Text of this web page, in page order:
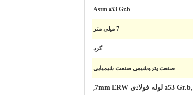
Astm a53 Gr.b
7 میلی متر
گرد
صنعت پتروشیمی صنعت شیمیایی
,